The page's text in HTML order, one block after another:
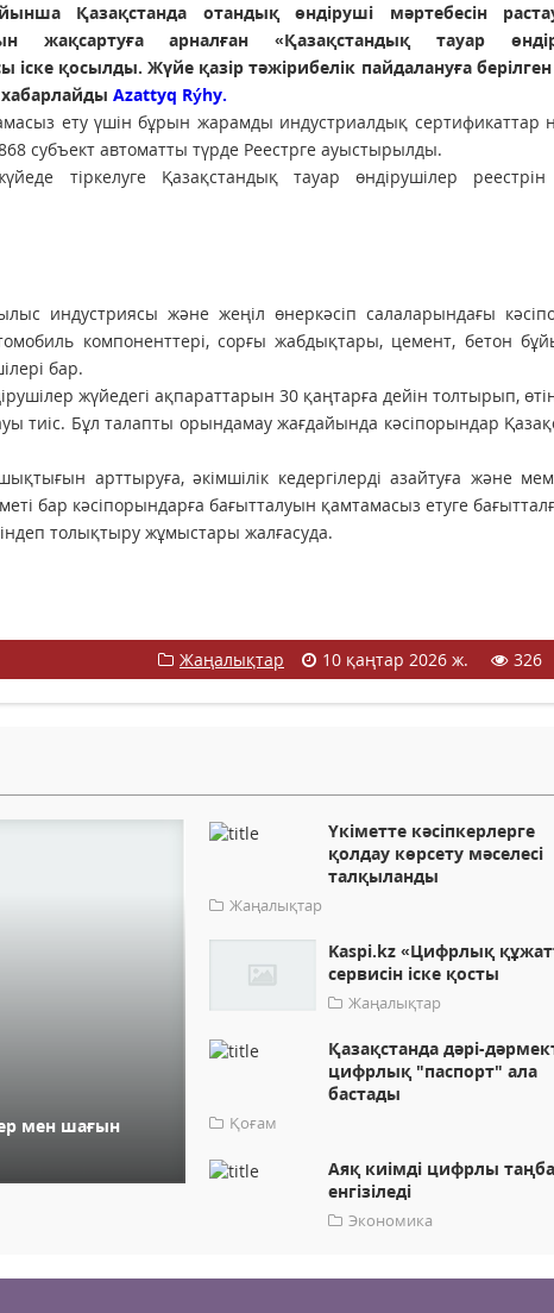
Қазақстанда отандық өндіруші мәртебесін
жақсартуға арналған «Қазақстандық тауар
қосылды. Жүйе қазір тәжірибелік пайдалануға
Azattyq Rýhy.
ету үшін бұрын жарамды индустриалдық сертификаттар
субъект автоматты түрде Реестрге ауыстырылды.
тіркелуге Қазақстандық тауар өндірушілер реестрін
индустриясы және жеңіл өнеркәсіп салаларындағы
компоненттері, сорғы жабдықтары, цемент, бетон
бар.
жүйедегі ақпараттарын 30 қаңтарға дейін толтырып,
тиіс. Бұл талапты орындамау жағдайында кәсіпорындар
арттыруға, әкімшілік кедергілерді азайтуға және
бар кәсіпорындарға бағытталуын қамтамасыз етуге
толықтыру жұмыстары жалғасуда.
Жаңалықтар 10 қаңтар 2026 ж. 326
мен шағын
Үкіметте кәсіпкерлерге
қолдау көрсету мәселесі
талқыланды
Жаңалықтар
Kaspi.kz «Цифрлық
сервисін іске қосты
Жаңалықтар
Қазақстанда дәрі-
цифрлық "паспорт" ала
бастады
Қоғам
Аяқ киімді цифрлы
енгізіледі
Экономика